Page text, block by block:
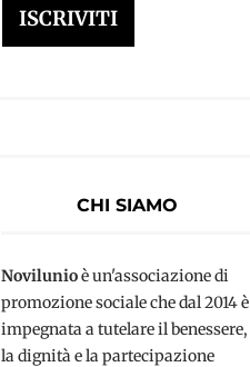
ISCRIVITI
CHI SIAMO
Novilunioè un'associazione di
promozione sociale che dal 2014 è
impegnata a tutelare il benessere,
la dignità e la partecipazione